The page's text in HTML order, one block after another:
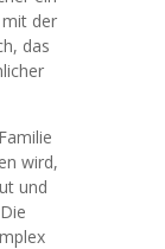
der
das
wird,
und